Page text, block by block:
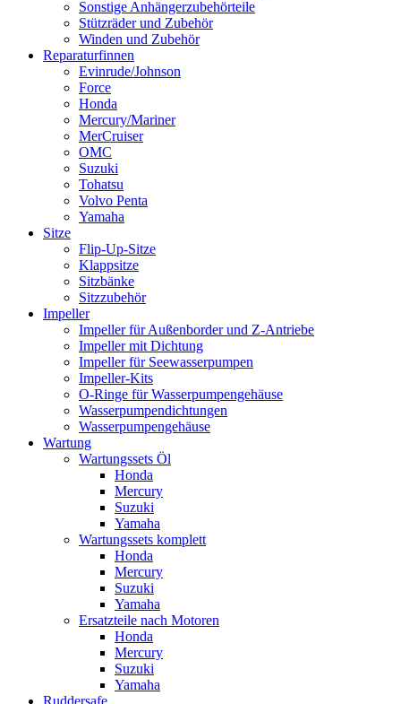
Sonstige Anhängerzubehörteile
Stützräder und Zubehör
Winden und Zubehör
Reparaturfinnen
Evinrude/Johnson
Force
Honda
Mercury/Mariner
MerCruiser
OMC
Suzuki
Tohatsu
Volvo Penta
Yamaha
Sitze
Flip-Up-Sitze
Klappsitze
Sitzbänke
Sitzzubehör
Impeller
Impeller für Außenborder und Z-Antriebe
Impeller mit Dichtung
Impeller für Seewasserpumpen
Impeller-Kits
O-Ringe für Wasserpumpengehäuse
Wasserpumpendichtungen
Wasserpumpengehäuse
Wartung
Wartungssets Öl
Honda
Mercury
Suzuki
Yamaha
Wartungssets komplett
Honda
Mercury
Suzuki
Yamaha
Ersatzteile nach Motoren
Honda
Mercury
Suzuki
Yamaha